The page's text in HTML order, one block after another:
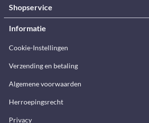
Shopservice
Informatie
Cookie-Instellingen
Verzending en betaling
Algemene voorwaarden
Herroepingsrecht
Privacy